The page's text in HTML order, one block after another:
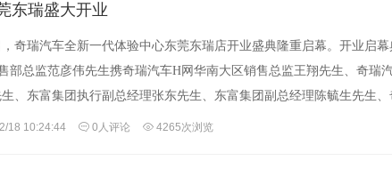
东瑞盛大开业
，奇瑞汽车全新一代体验中心东莞东瑞店开业盛典隆重启幕。开业启
部总监范彦伟先生携奇瑞汽车H网华南大区销售总监王翔先生、奇瑞
生、东富集团执行副总经理张东先生、东富集团副总经理陈毓生先生
18 10:24:44 0人评论 4265次浏览